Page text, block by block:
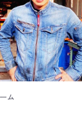
ム